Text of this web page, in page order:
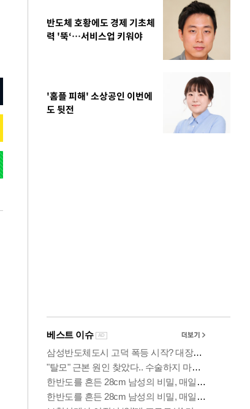
반도체 호황에도 경제 기초체
력 '뚝‘…서비스업 키워야
'홈플 피해' 소상공인 이번에
도 뒷전